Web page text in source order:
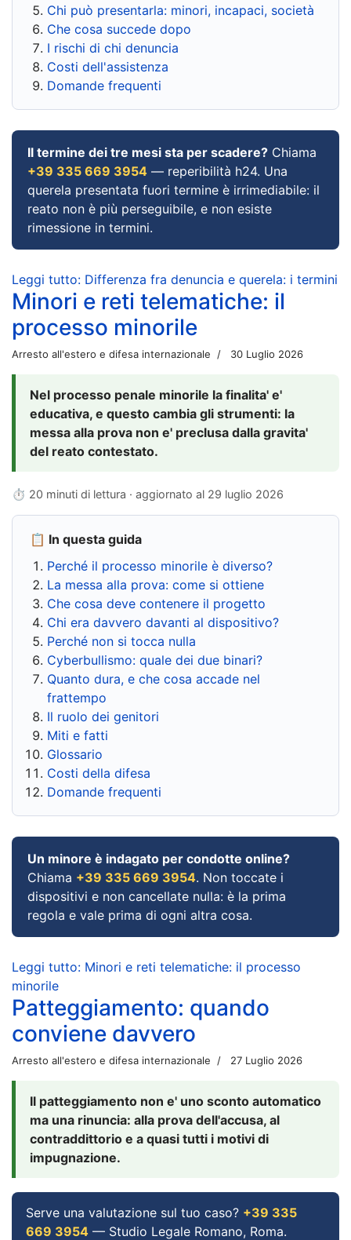
Chi può presentarla: minori, incapaci, società
Che cosa succede dopo
I rischi di chi denuncia
Costi dell'assistenza
Domande frequenti
Il termine dei tre mesi sta per scadere? Chiama
+39 335 669 3954 — reperibilità h24. Una
querela presentata fuori termine è irrimediabile: il
reato non è più perseguibile, e non esiste
rimessione in termini.
Leggi tutto: Differenza fra denuncia e querela: i termini
Minori e reti telematiche: il
processo minorile
Arresto all'estero e difesa internazionale 30 Luglio 2026
Nel processo penale minorile la finalita' e'
educativa, e questo cambia gli strumenti: la
messa alla prova non e' preclusa dalla gravita'
del reato contestato.
⏱ 20 minuti di lettura · aggiornato al 29 luglio 2026
📋 In questa guida
Perché il processo minorile è diverso?
La messa alla prova: come si ottiene
Che cosa deve contenere il progetto
Chi era davvero davanti al dispositivo?
Perché non si tocca nulla
Cyberbullismo: quale dei due binari?
Quanto dura, e che cosa accade nel
frattempo
Il ruolo dei genitori
Miti e fatti
Glossario
Costi della difesa
Domande frequenti
Un minore è indagato per condotte online?
Chiama +39 335 669 3954. Non toccate i
dispositivi e non cancellate nulla: è la prima
regola e vale prima di ogni altra cosa.
Leggi tutto: Minori e reti telematiche: il processo
minorile
Patteggiamento: quando
conviene davvero
Arresto all'estero e difesa internazionale 27 Luglio 2026
Il patteggiamento non e' uno sconto automatico
ma una rinuncia: alla prova dell'accusa, al
contraddittorio e a quasi tutti i motivi di
impugnazione.
Serve una valutazione sul tuo caso? +39 335
669 3954 — Studio Legale Romano, Roma.